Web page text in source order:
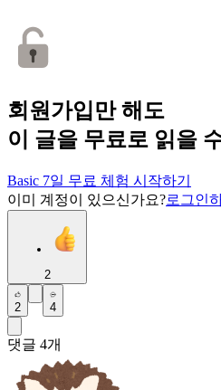
회원가입만 해도
이 글을 무료로 읽을
Basic 7일 무료 체험 시작하기
이미 계정이 있으신가요?로그인
2
2 4
댓글 4개